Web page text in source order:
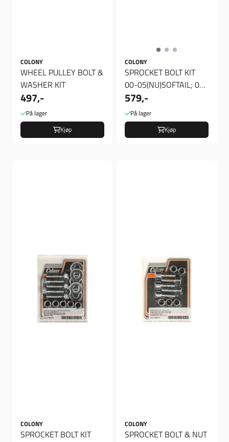
COLONY
WHEEL PULLEY BOLT &
WASHER KIT
497,-
På lager
Kjøp
COLONY
SPROCKET BOLT KIT
00-05(NU)SOFTAIL; 00-
05(NU)DYNA
579,-
På lager
Kjøp
COLONY
SPROCKET BOLT KIT
COLONY
SPROCKET BOLT & NUT